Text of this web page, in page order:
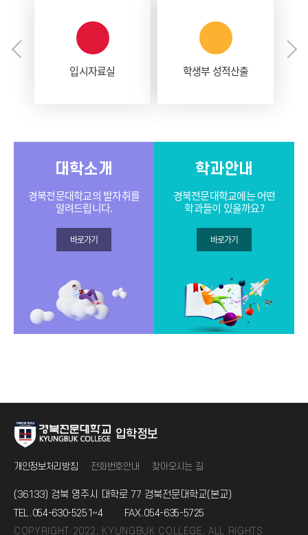
입시자료실 학생부 성적산출
대학소개
경북전문대학교의 발자취를
알려드립니다.
바로가기
학과안내
경북전문대학교에는 어떤
학과들이 있을까요?
바로가기
입학정보
개인정보처리방침 전화번호안내 찾아오시는 길
(36133) 경북 영주시 대학로 77 경북전문대학교(본교)
TEL.054-630-5251~4 FAX.054-635-5725
COPYRIGHT 2022. KYUNGBUK COLLEGE. ALL RIGHTS